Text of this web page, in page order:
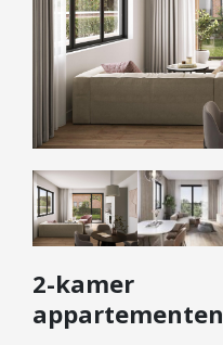
Bedrijfsaanbod
Huuraanbod
Bestaande bouw
Internationaal
Nieuwbouw
Bedrijfsaanbod
Diensten
Kopen
Verkopen
2-kamer
appartementen